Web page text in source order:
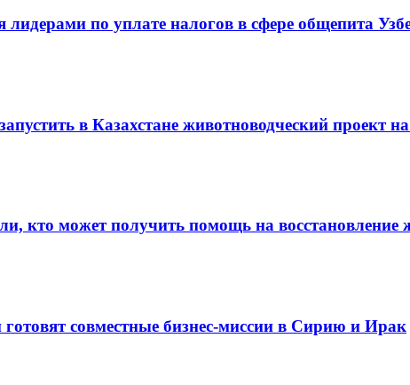
лидерами по уплате налогов в сфере общепита
в Казахстане животноводческий проект
кто может получить помощь на
готовят совместные бизнес-миссии в Сирию и Ирак